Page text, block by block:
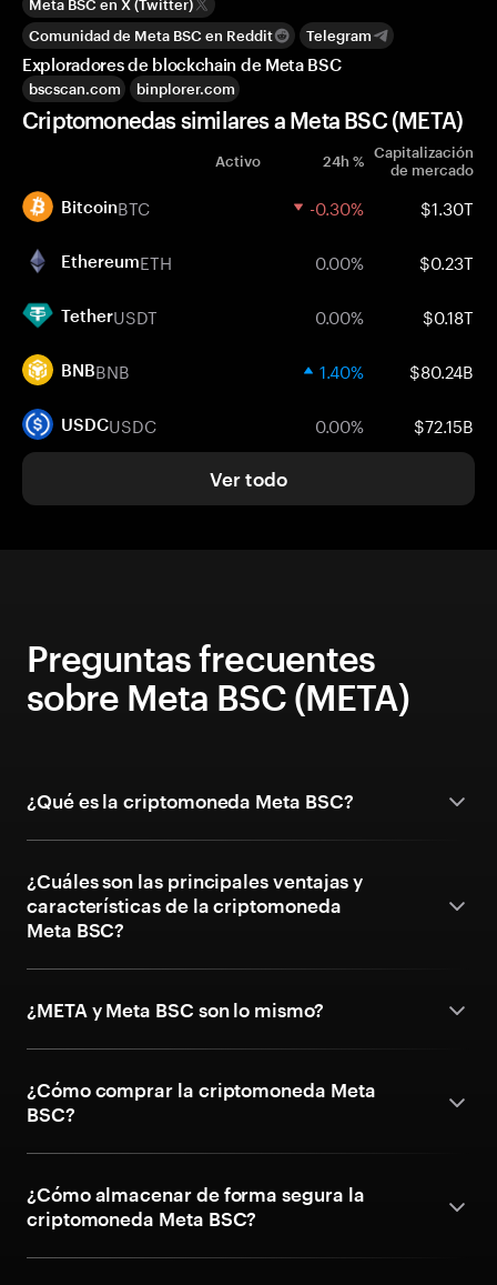
Meta BSC en X (Twitter)
Comunidad de Meta BSC en Reddit
Telegram
Exploradores de blockchain de Meta BSC
bscscan.com binplorer.com
Criptomonedas similares a Meta BSC (META)
Activo 24h % Capitalización
de mercado
BitcoinBTC -0.30% $1.30T
EthereumETH 0.00% $0.23T
TetherUSDT 0.00% $0.18T
BNBBNB 1.40% $80.24B
USDCUSDC 0.00% $72.15B
Ver todo
Preguntas frecuentes
sobre Meta BSC (META)
¿Qué es la criptomoneda Meta BSC?
¿Cuáles son las principales ventajas y
características de la criptomoneda
Meta BSC?
¿META y Meta BSC son lo mismo?
¿Cómo comprar la criptomoneda Meta
BSC?
¿Cómo almacenar de forma segura la
criptomoneda Meta BSC?